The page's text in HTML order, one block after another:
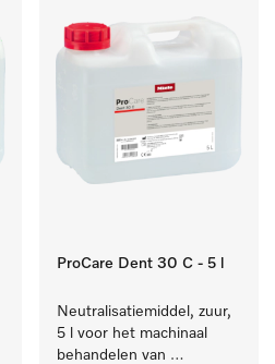
ProCare Dent 30 C - 5 l
Neutralisatiemiddel, zuur,
5 l voor het machinaal
behandelen van